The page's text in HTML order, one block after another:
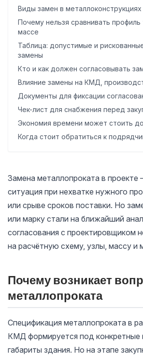
Виды замен в металлоконструкциях
Почему нельзя сравнивать профиль
массе
Таблица: допустимые и
замены
Кто и как должен согласовывать
Влияние замены на КМД,
Документы для фиксации
Чек-лист для снабжения перед
Экономия времени может стоить
Когда стоит обратиться к
Замена металлопроката в проекте
ситуация при нехватке нужного
или срыве сроков поставки. Но
или марку стали на ближайший
согласования с проектировщиком
на расчётную схему, узлы, массу и
Почему возникает
металлопроката
Спецификация металлопроката в
КМД формируется под конкретные
габариты здания. Но на этапе